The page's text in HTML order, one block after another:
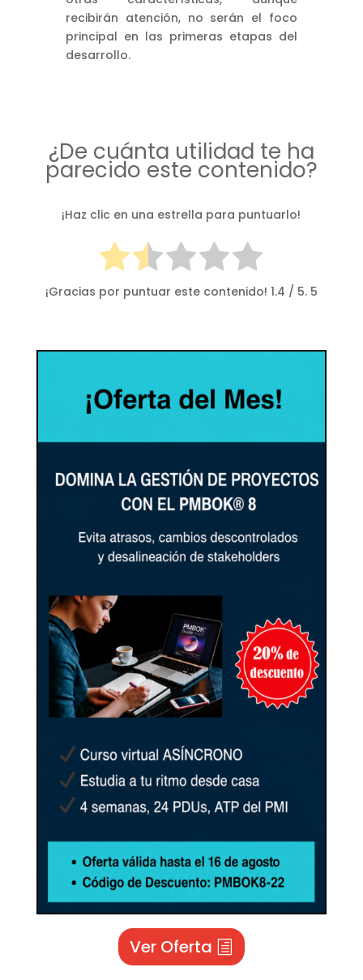
recibirán atención, no serán el foco
principal en las primeras etapas del
desarrollo.
¿De cuánta utilidad te ha
parecido este contenido?
¡Haz clic en una estrella para puntuarlo!
¡Gracias por puntuar este contenido! 1.4 / 5. 5
Ver Oferta